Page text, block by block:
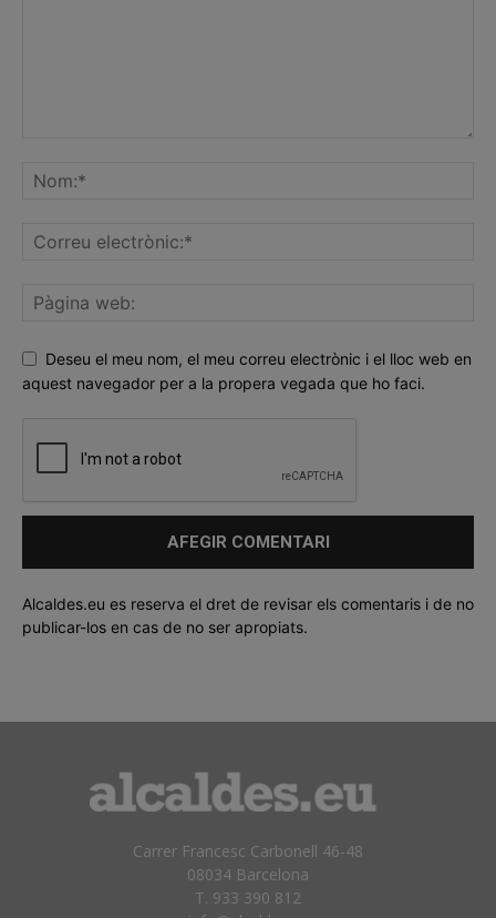
Deseu el meu nom, el meu correu electrònic i el lloc web en
aquest navegador per a la propera vegada que ho faci.
Alcaldes.eu es reserva el dret de revisar els comentaris i de no
publicar-los en cas de no ser apropiats.
Carrer Francesc Carbonell 46-48
08034 Barcelona
T. 933 390 812